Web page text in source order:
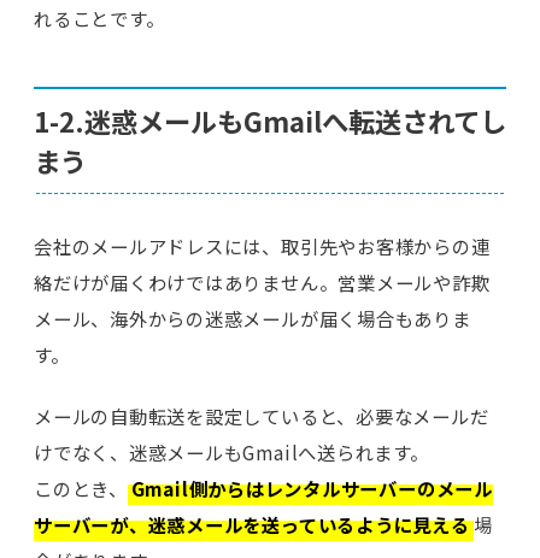
れることです。
1-2.迷惑メールもGmailへ転送されてし
まう
会社のメールアドレスには、取引先やお客様からの連
絡だけが届くわけではありません。営業メールや詐欺
メール、海外からの迷惑メールが届く場合もありま
す。
メールの自動転送を設定していると、必要なメールだ
けでなく、迷惑メールもGmailへ送られます。
このとき、
Gmail側からはレンタルサーバーのメール
サーバーが、迷惑メールを送っているように見える場